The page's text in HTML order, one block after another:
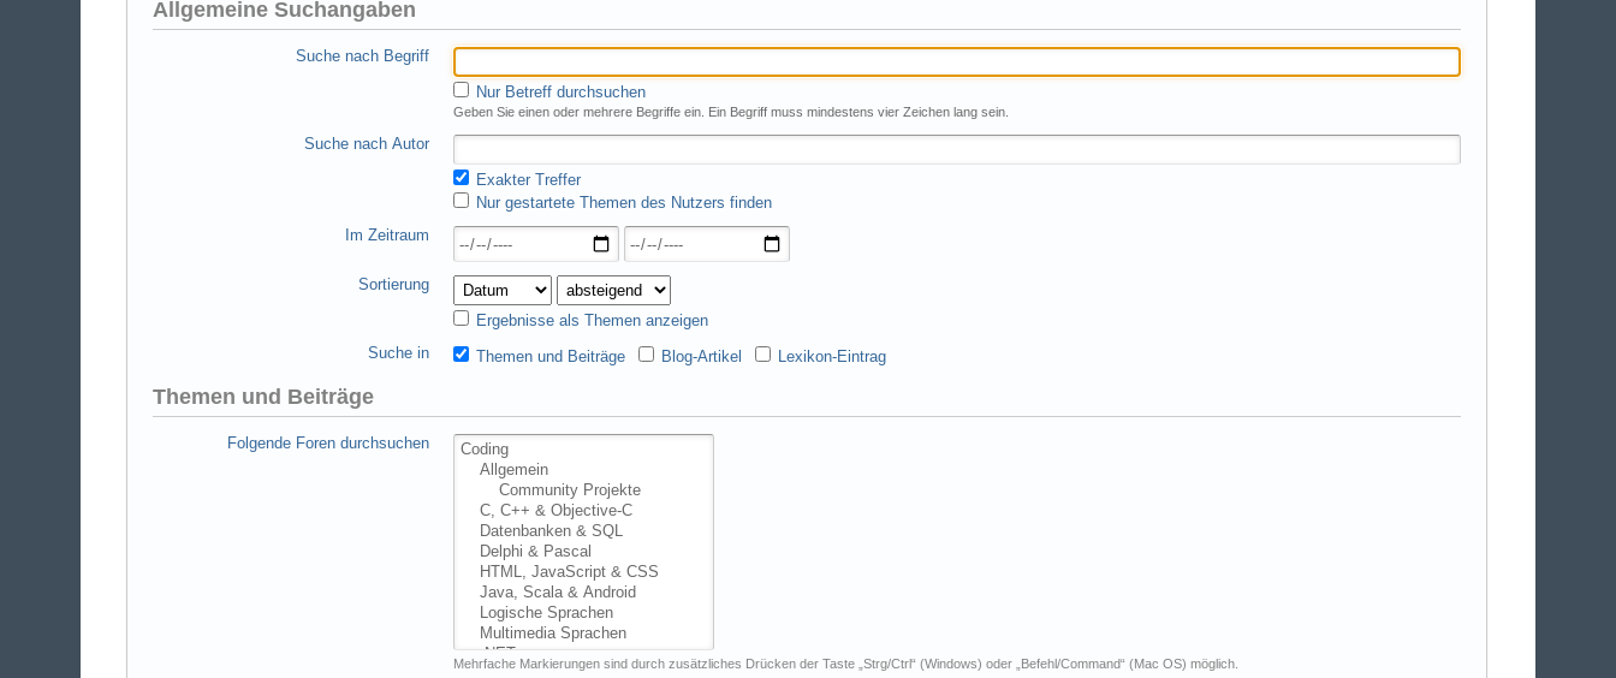
Allgemeine Suchangaben
Suche nach Begriff
Nur Betreff durchsuchen
Geben Sie einen oder mehrere Begriffe ein. Ein Begriff muss mindestens vier Zeichen lang sein.
Suche nach Autor
Exakter Treffer
Nur gestartete Themen des Nutzers finden
Im Zeitraum
Sortierung
Ergebnisse als Themen anzeigen
Suche in
Themen und Beiträge Blog-Artikel Lexikon-Eintrag
Themen und Beiträge
Folgende Foren durchsuchen
Mehrfache Markierungen sind durch zusätzliches Drücken der Taste „Strg/Ctrl“ (Windows) oder „Befehl/Command“ (Mac OS) möglich.